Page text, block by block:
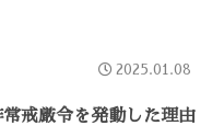
2025.01.08
戒厳令を発動した理由